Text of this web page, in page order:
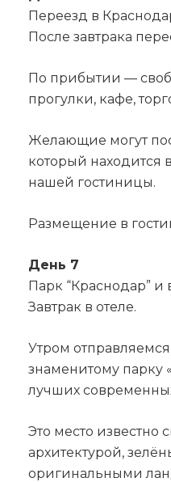
Переезд в
После завтрака
По прибытии —
прогулки, кафе,
Желающие могут
который находится
нашей гостиницы.
Размещение в
День 7
Парк “Краснодар”
Завтрак в отеле.
Утром
знаменитому парку
лучших
Это место известно
архитектурой,
оригинальными